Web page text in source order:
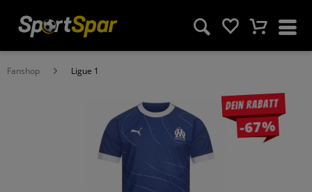
Fanshop Ligue 1
Dein Rabatt
-67%